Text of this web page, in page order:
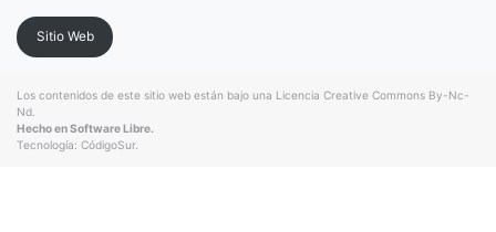
Sitio Web
Los contenidos de este sitio web están bajo una Licencia Creative Commons By-Nc-
Nd
Hecho en Software Libre.
Tecnología: CódigoSur.